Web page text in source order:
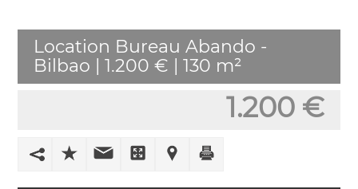
RECHERCHONS
VOUSLocation Bureau Abando -
Bilbao | 1.200 € | 130 m²
1.200 €